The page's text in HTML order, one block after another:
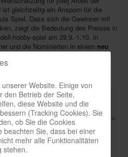
gleichzeitig ein Ansporn für die
Spiel. Dass sich die Gewinner mit
zeigt die Bedeutung des Preises in
hobby-spiel am 29.9.-1.10. in
und die Nominierten in einem neu
das die Spiele noch stärker in den
Website. Einige von
den Betrieb der Seite,
diese Website und die
(Tracking Cookies). Sie
ob Sie die Cookies
beachten Sie, dass bei einer
mehr alle Funktionalitäten
stehen.